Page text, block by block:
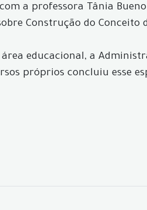
a professora Tânia
Construção do
educacional, a
próprios concluiu esse